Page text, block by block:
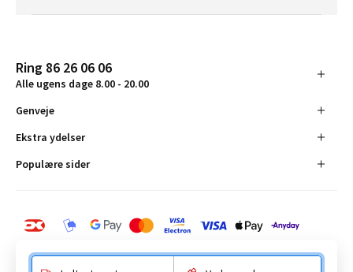
Ring 86 26 06 06
Alle ugens dage 8.00 - 20.00
Genveje
Ekstra ydelser
Populære sider